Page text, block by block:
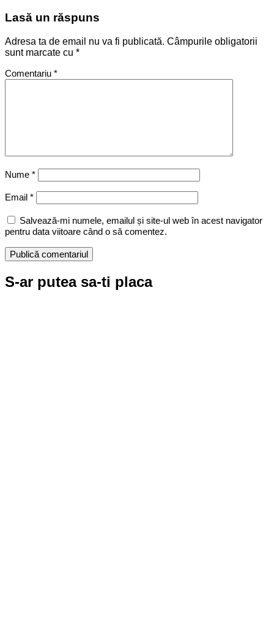
Lasă un răspuns
Adresa ta de email nu va fi publicată. Câmpurile obligatorii
sunt marcate cu *
Comentariu *
Nume *
Email *
Salvează-mi numele, emailul și site-ul web în acest navigator
pentru data viitoare când o să comentez.
S-ar putea sa-ti placa